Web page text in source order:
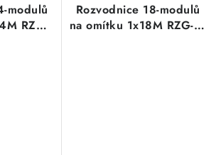
modulů
RZG-
Rozvodnice 18-modulů
na omítku 1x18M RZG-N-